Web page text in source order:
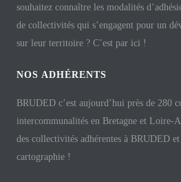
souhaitez connaître les modalités
de collectivités qui s’engagent pour un
sur leur territoire ? C’est par ici !
NOS ADHÉRENTS
BRUDED c’est aujourd’hui près de 280
intercommunalités en Bretagne et Loire-
des collectivités adhérentes à BRUDED
cartographie !